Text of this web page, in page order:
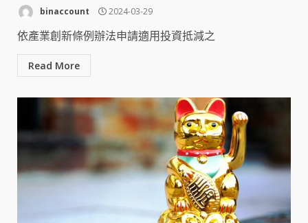
binaccount 2024-03-29
依產業創新條例辦法申請適用投資抵減之
Read More